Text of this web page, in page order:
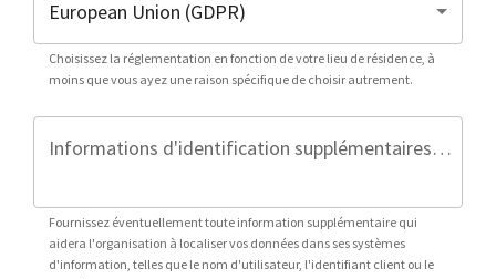
Choisissez la réglementation en fonction de votre lieu de résidence, à
moins que vous ayez une raison spécifique de choisir autrement.
Informations d'identification supplémentaires (facultatif)
Fournissez éventuellement toute information supplémentaire qui
aidera l'organisation à localiser vos données dans ses systèmes
d'information, telles que le nom d'utilisateur, l'identifiant client ou le